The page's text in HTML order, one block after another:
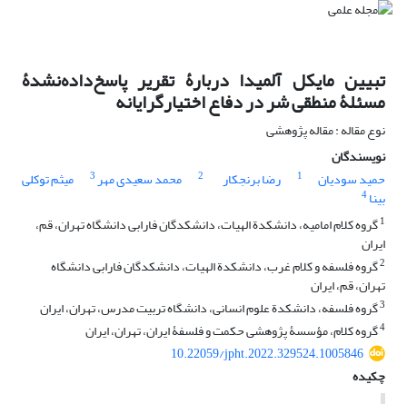
تبیین مایکل آلمیدا دربارۀ تقریر پاسخ‌داده‌نشدۀ
مسئلۀ منطقی شر در دفاع اختیارگرایانه
نوع مقاله : مقاله پژوهشی
نویسندگان
حمید سودیان
1 رضا برنجکار 2 محمد سعیدی مهر3 میثم توکلی
بینا4
1گروه کلام امامیه، دانشکدة الهیات، دانشکدگان فارابی دانشگاه تهران، قم،
ایران
2گروه فلسفه و کلام غرب، دانشکدة الهیات، دانشکدگان فارابی دانشگاه
تهران، قم، ایران
3گروه فلسفه، دانشکدة علوم انسانی، دانشگاه تربیت مدرس، تهران، ایران
4گروه کلام، مؤسسۀ پژوهشی حکمت و فلسفۀ ایران، تهران، ایران
10.22059/jpht.2022.329524.1005846
چکیده